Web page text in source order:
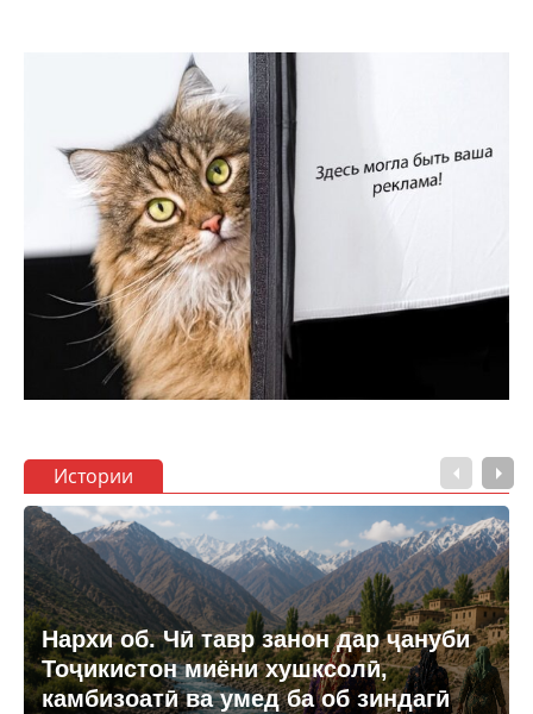
Истории
Нархи об. Чӣ тавр занон дар ҷануби
Тоҷикистон миёни хушксолӣ,
камбизоатӣ ва умед ба об зиндагӣ